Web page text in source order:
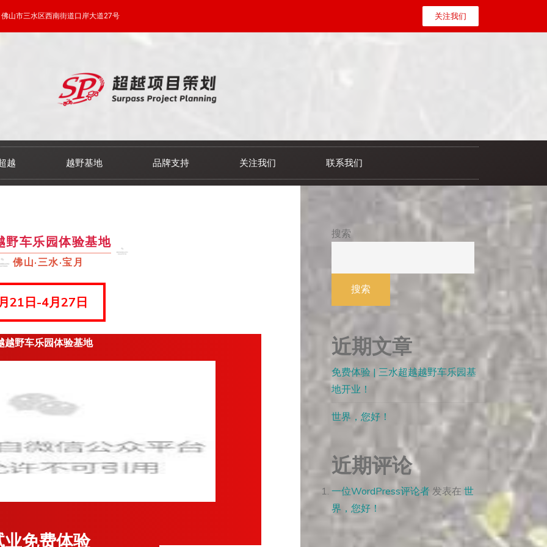
佛山市三水区西南街道口岸大道27号 关注我们
越 越野基地 品牌支持 关注我们 联系我们
野车乐园体验基地
佛山·三水·宝月
21日-4月27日
越野车乐园体验基地
业免费体验
搜索
搜索
近期文章
免费体验 | 三水超越越野车乐园基
地开业！
世界，您好！
近期评论
一位WordPress评论者 发表在世
界，您好！